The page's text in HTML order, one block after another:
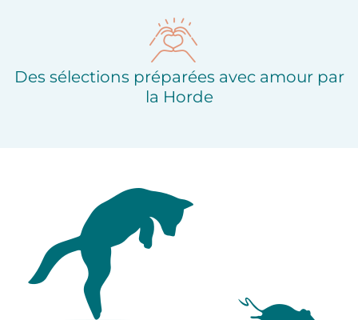
Des sélections préparées avec amour par
la Horde